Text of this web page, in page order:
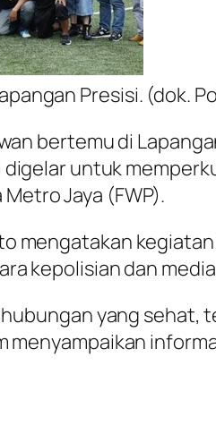
Presisi. (dok.
bertemu di
untuk
Jaya (FWP).
mengatakan
kepolisian dan
yang sehat,